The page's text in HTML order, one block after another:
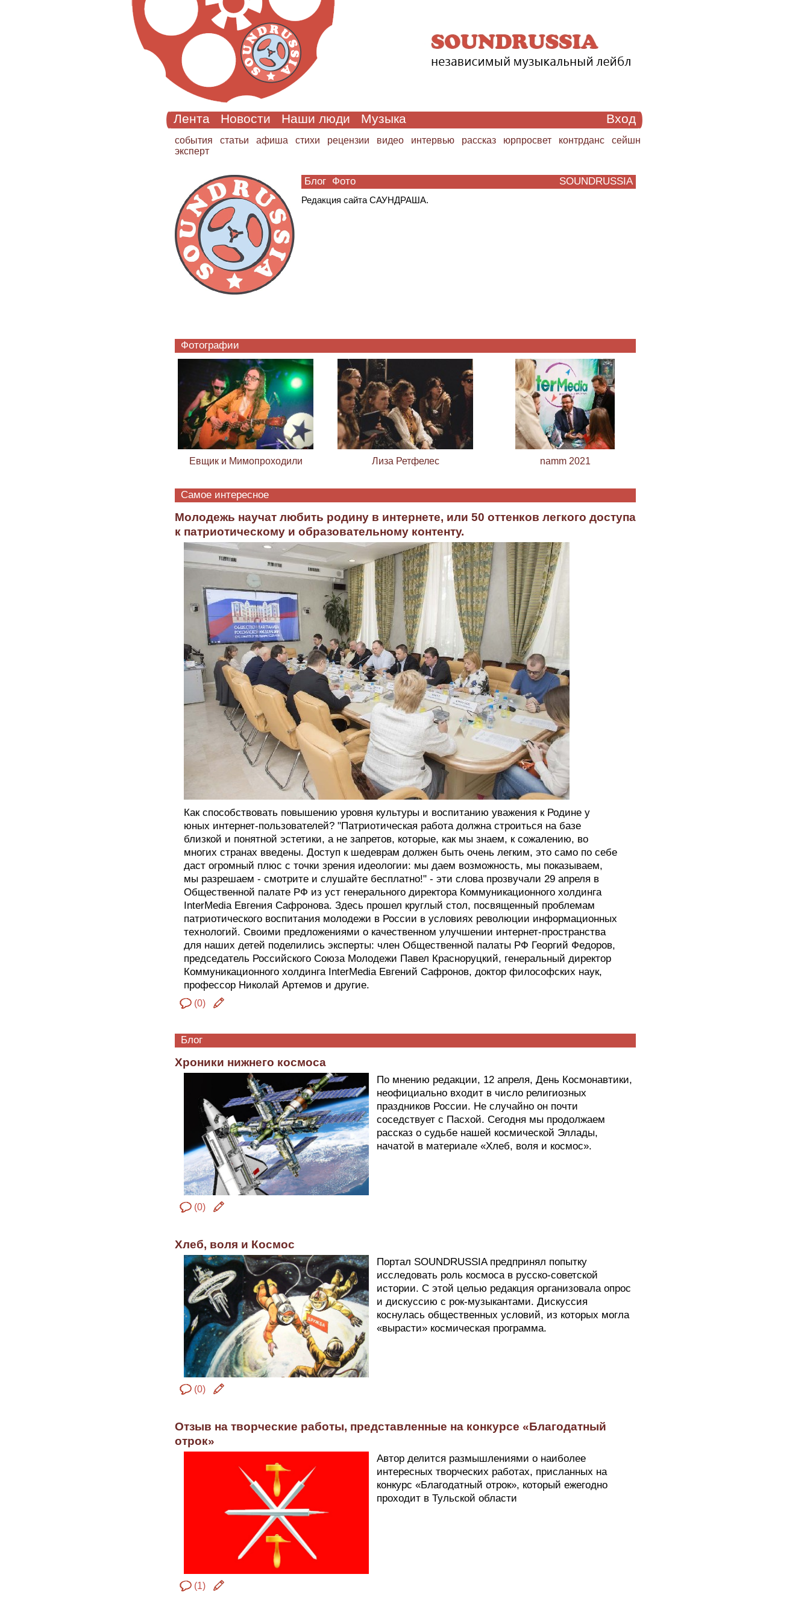
Лента Новости Наши люди Музыка Вход
cобытия статьи афиша стихи рецензии видео интервью рассказ юрпросвет контрданс
сейшн
эксперт
Блог Фото SOUNDRUSSIA
Редакция сайта САУНДРАША.
Фотографии
Евщик и Мимопроходили Лиза Ретфелес namm 2021
Самое интересное
Молодежь научат любить родину в интернете, или 50 оттенков легкого доступа
к патриотическому и образовательному контенту.
Как способствовать повышению уровня культуры и воспитанию уважения к Родине у
юных интернет-пользователей? "Патриотическая работа должна строиться на базе
близкой и понятной эстетики, а не запретов, которые, как мы знаем, к сожалению, во
многих странах введены. Доступ к шедеврам должен быть очень легким, это само по себе
даст огромный плюс с точки зрения идеологии: мы даем возможность, мы показываем,
мы разрешаем - смотрите и слушайте бесплатно!" - эти слова прозвучали 29 апреля в
Общественной палате РФ из уст генерального директора Коммуникационного холдинга
InterMedia Евгения Сафронова. Здесь прошел круглый стол, посвященный проблемам
патриотического воспитания молодежи в России в условиях революции информационных
технологий. Своими предложениями о качественном улучшении интернет-пространства
для наших детей поделились эксперты: член Общественной палаты РФ Георгий Федоров,
председатель Российского Союза Молодежи Павел Красноруцкий, генеральный директор
Коммуникационного холдинга InterMedia Евгений Сафронов, доктор философских наук,
профессор Николай Артемов и другие.
(0)
Блог
Хроники нижнего космоса
По мнению редакции, 12 апреля, День Космонавтики,
неофициально входит в число религиозных
праздников России. Не случайно он почти
соседствует с Пасхой. Сегодня мы продолжаем
рассказ о судьбе нашей космической Эллады,
начатой в материале «Хлеб, воля и космос».
(0)
Хлеб, воля и Космос
Портал SOUNDRUSSIA предпринял попытку
исследовать роль космоса в русско-советской
истории. С этой целью редакция организовала опрос
и дискуссию с рок-музыкантами. Дискуссия
коснулась общественных условий, из которых могла
«вырасти» космическая программа.
(0)
Отзыв на творческие работы, представленные на конкурсе «Благодатный
отрок»
Автор делится размышлениями о наиболее
интересных творческих работах, присланных на
конкурс «Благодатный отрок», который ежегодно
проходит в Тульской области
(1)